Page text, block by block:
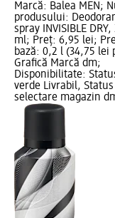
Marcă: Balea MEN;
produsului:
spray INVISIBLE DRY,
ml; Preț: 6,95 lei;
bază: 0,2 l (34,75 lei
Grafică Marcă dm;
Disponibilitate:
verde Livrabil,
selectare magazin